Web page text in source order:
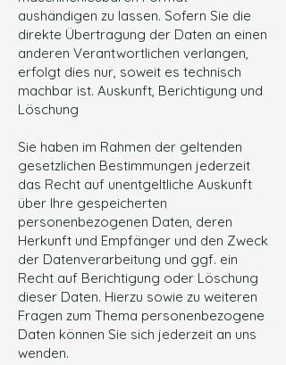
aushändigen zu lassen. Sofern Sie die
direkte Übertragung der Daten an einen
anderen Verantwortlichen verlangen,
erfolgt dies nur, soweit es technisch
machbar ist. Auskunft, Berichtigung und
Löschung
Sie haben im Rahmen der geltenden
gesetzlichen Bestimmungen jederzeit
das Recht auf unentgeltliche Auskunft
über Ihre gespeicherten
personenbezogenen Daten, deren
Herkunft und Empfänger und den Zweck
der Datenverarbeitung und ggf. ein
Recht auf Berichtigung oder Löschung
dieser Daten. Hierzu sowie zu weiteren
Fragen zum Thema personenbezogene
Daten können Sie sich jederzeit an uns
wenden.